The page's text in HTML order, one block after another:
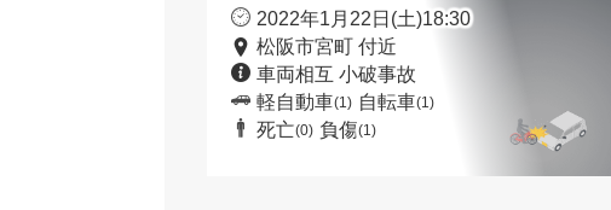
2022年1月22日(土)18:30
松阪市宮町 付近
車両相互 小破事故
軽自動車(1) 自転車(1)
死亡(0) 負傷(1)